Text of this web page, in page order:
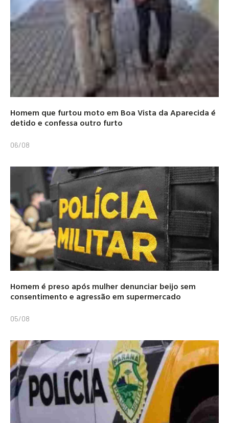
Homem que furtou moto em Boa Vista da Aparecida é
detido e confessa outro furto
06/08
Homem é preso após mulher denunciar beijo sem
consentimento e agressão em supermercado
05/08